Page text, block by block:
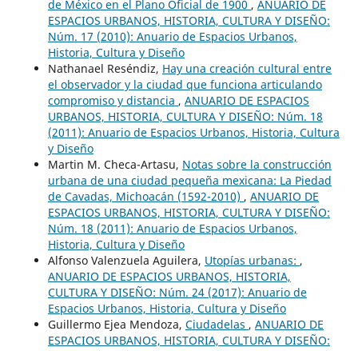
de México en el Plano Oficial de 1900 , ANUARIO DE
ESPACIOS URBANOS, HISTORIA, CULTURA Y DISEÑO:
Núm. 17 (2010): Anuario de Espacios Urbanos,
Historia, Cultura y Diseño
Nathanael Reséndiz, Hay una creación cultural entre
el observador y la ciudad que funciona articulando
compromiso y distancia , ANUARIO DE ESPACIOS
URBANOS, HISTORIA, CULTURA Y DISEÑO: Núm. 18
(2011): Anuario de Espacios Urbanos, Historia, Cultura
y Diseño
Martin M. Checa-Artasu, Notas sobre la construcción
urbana de una ciudad pequeña mexicana: La Piedad
de Cavadas, Michoacán (1592-2010) , ANUARIO DE
ESPACIOS URBANOS, HISTORIA, CULTURA Y DISEÑO:
Núm. 18 (2011): Anuario de Espacios Urbanos,
Historia, Cultura y Diseño
Alfonso Valenzuela Aguilera, Utopías urbanas: ,
ANUARIO DE ESPACIOS URBANOS, HISTORIA,
CULTURA Y DISEÑO: Núm. 24 (2017): Anuario de
Espacios Urbanos, Historia, Cultura y Diseño
Guillermo Ejea Mendoza, Ciudadelas , ANUARIO DE
ESPACIOS URBANOS, HISTORIA, CULTURA Y DISEÑO: